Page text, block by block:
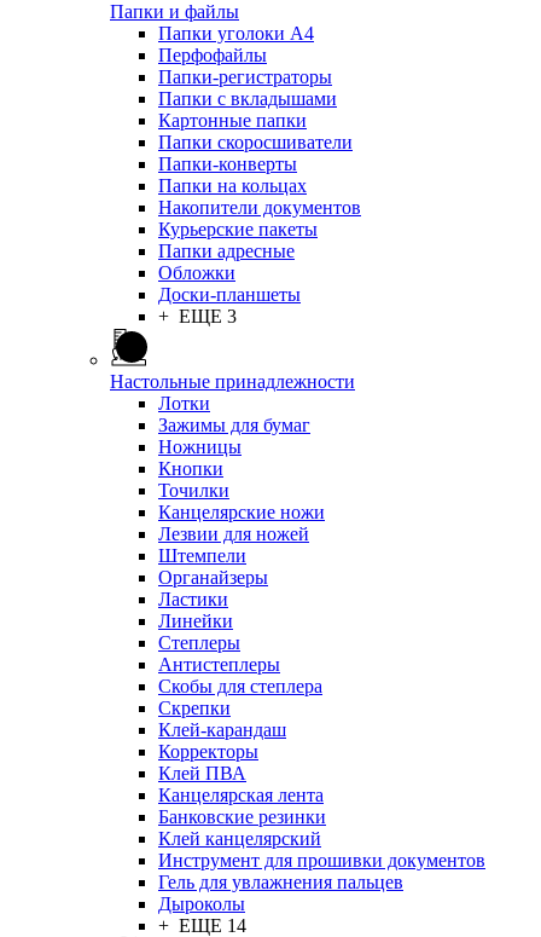
Папки и файлы
Папки уголоки А4
Перфофайлы
Папки-регистраторы
Папки с вкладышами
Картонные папки
Папки скоросшиватели
Папки-конверты
Папки на кольцах
Накопители документов
Курьерские пакеты
Папки адресные
Обложки
Доски-планшеты
+ ЕЩЕ 3
Настольные принадлежности
Лотки
Зажимы для бумаг
Ножницы
Кнопки
Точилки
Канцелярские ножи
Лезвии для ножей
Штемпели
Органайзеры
Ластики
Линейки
Степлеры
Антистеплеры
Скобы для степлера
Скрепки
Клей-карандаш
Корректоры
Клей ПВА
Канцелярская лента
Банковские резинки
Клей канцелярский
Инструмент для прошивки документов
Гель для увлажнения пальцев
Дыроколы
+ ЕЩЕ 14